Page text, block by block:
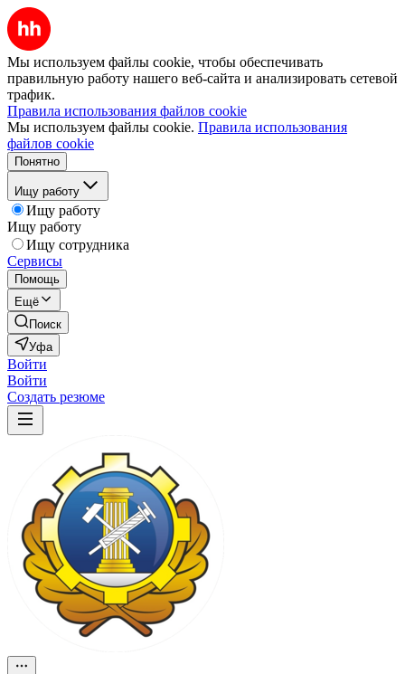
Мы используем файлы cookie, чтобы обеспечивать
правильную работу нашего веб-сайта и анализировать сетевой
трафик.
Правила использования файлов cookie
Мы используем файлы cookie. Правила использования
файлов cookie
Понятно
Ищу работу
Ищу работу
Ищу работу
Ищу сотрудника
Сервисы
Помощь
Ещё
Поиск
Уфа
Войти
Войти
Создать резюме